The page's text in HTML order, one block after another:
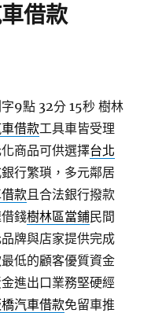
借款
9點 32分 15秒 樹林
借款工具車皆受理
商品可供選擇台北
行繁瑣，多元鄰居
款且合法銀行撥款
錢樹林區當鋪民間
牌與店家提供完成
低的顧客優質資金
進出口業務堅硬經
汽車借款免留車推